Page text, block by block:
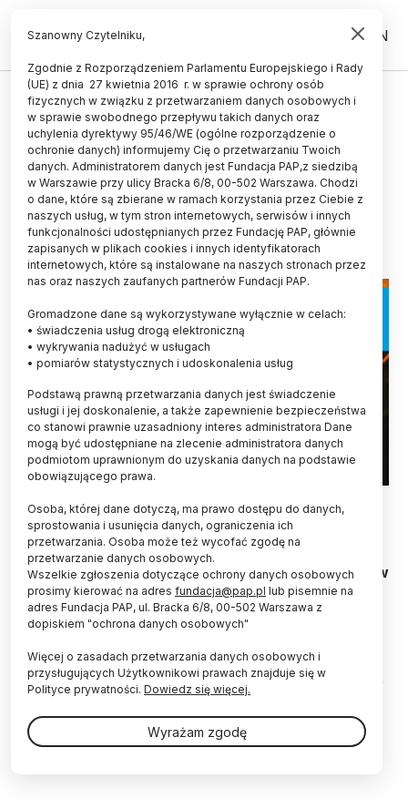
PL EN
POPULARYZACJA
Komisarz Amerykańskiej Komisji
Dozoru Jądrowego gościem cyklu
„Zapytaj fizyka”
24.10.2024
aktualizacja: 24.10.2024
2 minuty czytania
O działaniach Amerykańskiej Komisji Dozoru
Jądrowego opowie jej komisarz David A. Wright.
Spotkanie odbędzie się 4 listopada w Warszawie w
ramach cyklu „Zapytaj fizyka”.
jest komisarzem Amerykańskiej Komisji Dozoru
Jądrowego (Nuclear Regulatory Commission – NRC)
od 2018 r. W Warszawie na zaproszenie Wydziału
Fizyki Uniwersytetu Warszawskiego wygłosi wykład
pt. „Nuclear Regulatory Commission – Who We Are
Szanowny Czytelniku,
Zgodnie z Rozporządzeniem Parlamentu Europejskiego i Rady
(UE) z dnia 27 kwietnia 2016 r. w sprawie ochrony osób
fizycznych w związku z przetwarzaniem danych osobowych i
w sprawie swobodnego przepływu takich danych oraz
uchylenia dyrektywy 95/46/WE (ogólne rozporządzenie o
ochronie danych) informujemy Cię o przetwarzaniu Twoich
danych. Administratorem danych jest Fundacja PAP,z siedzibą
w Warszawie przy ulicy Bracka 6/8, 00-502 Warszawa. Chodzi
o dane, które są zbierane w ramach korzystania przez Ciebie z
naszych usług, w tym stron internetowych, serwisów i innych
funkcjonalności udostępnianych przez Fundację PAP, głównie
zapisanych w plikach cookies i innych identyfikatorach
internetowych, które są instalowane na naszych stronach przez
nas oraz naszych zaufanych partnerów Fundacji PAP.
Gromadzone dane są wykorzystywane wyłącznie w celach:
• świadczenia usług drogą elektroniczną
• wykrywania nadużyć w usługach
• pomiarów statystycznych i udoskonalenia usług
Podstawą prawną przetwarzania danych jest świadczenie
usługi i jej doskonalenie, a także zapewnienie bezpieczeństwa
co stanowi prawnie uzasadniony interes administratora Dane
mogą być udostępniane na zlecenie administratora danych
podmiotom uprawnionym do uzyskania danych na podstawie
obowiązującego prawa.
Osoba, której dane dotyczą, ma prawo dostępu do danych,
sprostowania i usunięcia danych, ograniczenia ich
przetwarzania. Osoba może też wycofać zgodę na
przetwarzanie danych osobowych.
Wszelkie zgłoszenia dotyczące ochrony danych osobowych
prosimy kierować na adres fundacja@pap.pl lub pisemnie na
adres Fundacja PAP, ul. Bracka 6/8, 00-502 Warszawa z
dopiskiem "ochrona danych osobowych"
Więcej o zasadach przetwarzania danych osobowych i
przysługujących Użytkownikowi prawach znajduje się w
Polityce prywatności. Dowiedz się więcej.
Wyrażam zgodę